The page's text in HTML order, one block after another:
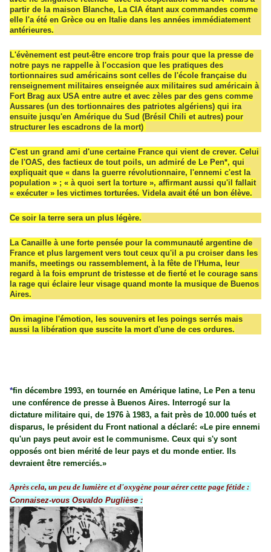
partir de la maison Blanche, La CIA étant aux commandes comme
elle l'a été en Grèce ou en Italie dans les années immédiatement
antérieures.
L'évènement est peut-être encore trop frais pour que la presse de
notre pays ne rappelle à l'occasion que les pratiques des
tortionnaires sud américains sont celles de l'école française du
renseignement militaires enseignée aux militaires sud américain à
Fort Brag aux USA entre autre et avec zèles par des gens comme
Aussares (un des tortionnaires des patriotes algériens) qui ira
ensuite jusqu'en Amérique du Sud (Brésil Chili et autres) pour
structurer les escadrons de la mort)
C'est un grand ami d'une certaine France qui vient de crever. Celui
de l'OAS, des factieux de tout poils, un admiré de Le Pen*, qui
expliquait que « dans la guerre révolutionnaire, l'ennemi c'est la
population » ; « à quoi sert la torture », affirmant aussi qu'il fallait
« exécuter » les victimes torturées. Videla avait été un bon élève.
Ce soir la terre sera un plus légère.
La Canaille à une forte pensée pour la communauté argentine de
France et plus largement vers tout ceux qu'il a pu croiser dans les
manifs, meetings ou rassemblement, à la fête de l'Huma, leur
regard à la fois emprunt de tristesse et de fierté et le courage sans
la rage qui éclaire leur visage quand monte la musique de Buenos
Aires.
On imagine l'émotion, les souvenirs et les poings serrés mais
aussi la libération que suscite la mort d'une de ces ordures.
*fin décembre 1993, en tournée en Amérique latine, Le Pen a tenu
une conférence de presse à Buenos Aires. Interrogé sur la
dictature militaire qui, de 1976 à 1983, a fait près de 10.000 tués et
disparus, le président du Front national a déclaré: «Le pire ennemi
qu'un pays peut avoir est le communisme. Ceux qui s'y sont
opposés ont bien mérité de leur pays et du monde entier. Ils
devraient être remerciés.»
Après cela, un peu de lumière et d'oxygène pour aérer cette page fétide :
Connaisez-vous Osvaldo Puglièse :